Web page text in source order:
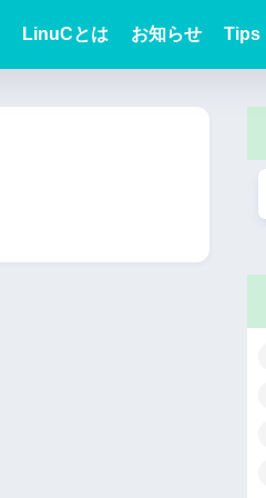
LinuCとは お知らせ Tips